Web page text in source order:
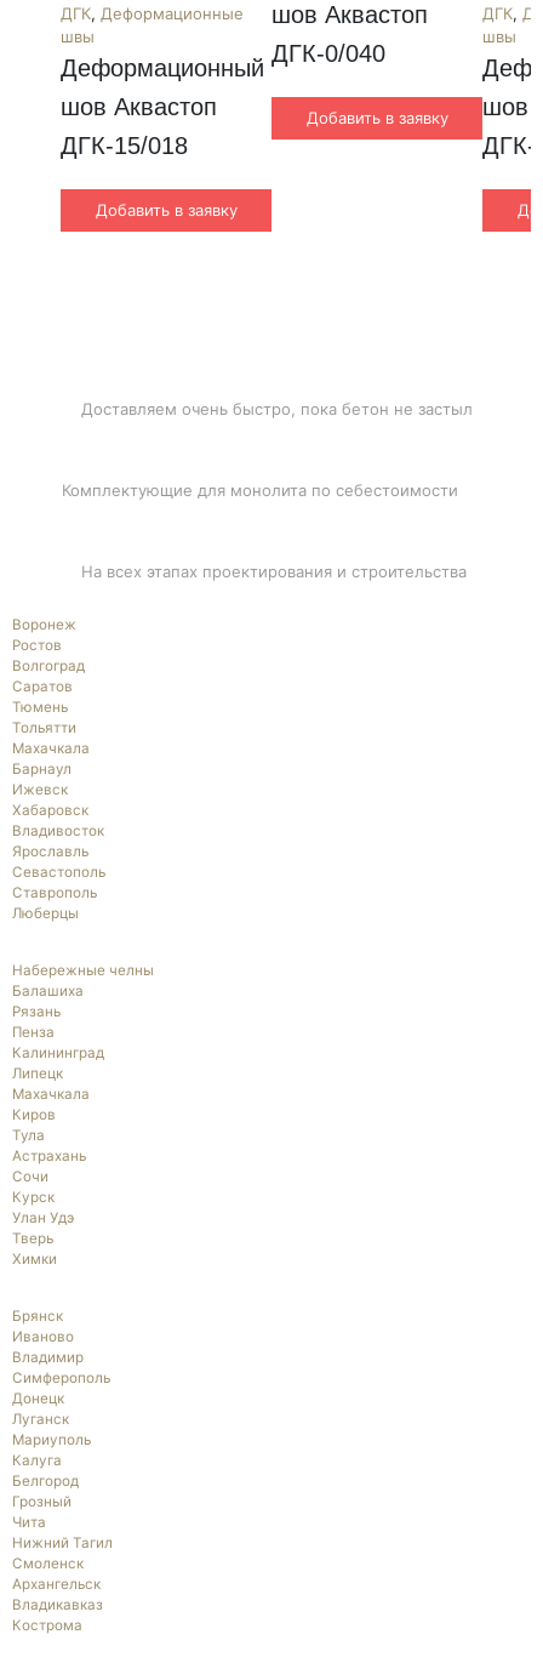
ДГК, Деформационные
швы
Деформационный
шов Аквастоп
ДГК-15/018
Добавить в заявку
шов Аквастоп
ДГК-0/040
Добавить в заявку
ДГК,
швы
шов
ДГК-
Доставляем очень быстро, пока бетон не застыл
Комплектующие для монолита по себестоимости
На всех этапах проектирования и строительства
Воронеж
Ростов
Волгоград
Саратов
Тюмень
Тольятти
Махачкала
Барнаул
Ижевск
Хабаровск
Владивосток
Ярославль
Севастополь
Ставрополь
Люберцы
Набережные челны
Балашиха
Рязань
Пенза
Калининград
Липецк
Махачкала
Киров
Тула
Астрахань
Сочи
Курск
Улан Удэ
Тверь
Химки
Брянск
Иваново
Владимир
Симферополь
Донецк
Луганск
Мариуполь
Калуга
Белгород
Грозный
Чита
Нижний Тагил
Смоленск
Архангельск
Владикавказ
Кострома